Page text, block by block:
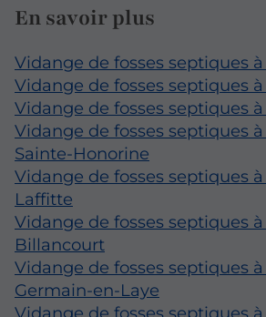
En savoir plus
Vidange de fosses septiques
Vidange de fosses septiques
Vidange de fosses septiques
Vidange de fosses septiques
Sainte-Honorine
Vidange de fosses septiques
Laffitte
Vidange de fosses septiques
Billancourt
Vidange de fosses septiques
Germain-en-Laye
Vidange de fosses septiques